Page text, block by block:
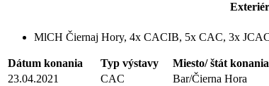
Exteriér
MlCH Čiernaj Hory, 4x CACIB, 5x CAC, 3x
Dátum konania Typ výstavy Miesto/ štát konania
23.04.2021
CAC Bar/Čierna Hora